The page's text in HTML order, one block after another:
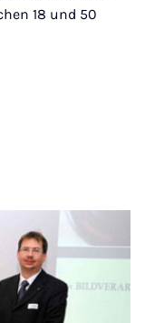
18 und 50